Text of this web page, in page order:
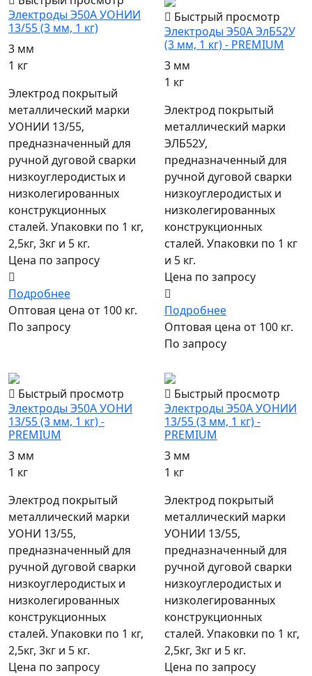
Электроды Э50А УОНИИ
13/55 (3 мм, 1 кг)
3 мм
1 кг
Электрод покрытый
металлический марки
УОНИИ 13/55,
предназначенный для
ручной дуговой сварки
низкоуглеродистых и
низколегированных
конструкционных
сталей. Упаковки по 1 кг,
2,5кг, 3кг и 5 кг.
Цена по запросу
Подробнее
Оптовая цена от 100 кг.
По запросу
Быстрый просмотр
Электроды Э50А ЭлБ52У
(3 мм, 1 кг) - PREMIUM
3 мм
1 кг
Электрод покрытый
металлический марки
ЭЛБ52У,
предназначенный для
ручной дуговой сварки
низкоуглеродистых и
низколегированных
конструкционных
сталей. Упаковки по 1 кг
и 5 кг.
Цена по запросу
Подробнее
Оптовая цена от 100 кг.
По запросу
Быстрый просмотр
Электроды Э50А УОНИ
13/55 (3 мм, 1 кг) -
PREMIUM
3 мм
1 кг
Электрод покрытый
металлический марки
УОНИ 13/55,
предназначенный для
ручной дуговой сварки
низкоуглеродистых и
низколегированных
конструкционных
сталей. Упаковки по 1 кг,
2,5кг, 3кг и 5 кг.
Цена по запросу
Быстрый просмотр
Электроды Э50А УОНИИ
13/55 (3 мм, 1 кг) -
PREMIUM
3 мм
1 кг
Электрод покрытый
металлический марки
УОНИИ 13/55,
предназначенный для
ручной дуговой сварки
низкоуглеродистых и
низколегированных
конструкционных
сталей. Упаковки по 1 кг,
2,5кг, 3кг и 5 кг.
Цена по запросу